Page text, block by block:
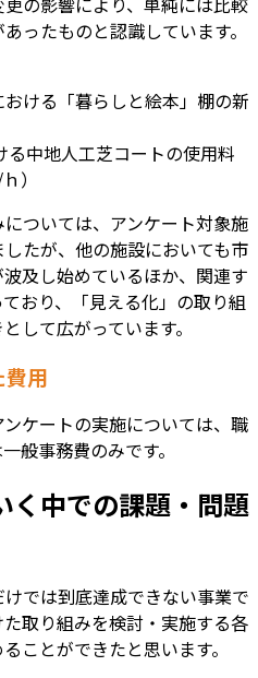
ったものと認識しています。
ける「暮らしと絵本」棚の新
中地人工芝コートの使用料
）
ついては、アンケート対象施
たが、他の施設においても市
及し始めているほか、関連す
おり、「見える化」の取り組
して広がっています。
費用
ケートの実施については、職
般事務費のみです。
く中での課題・問題
では到底達成できない事業で
取り組みを検討・実施する各
ことができたと思います。